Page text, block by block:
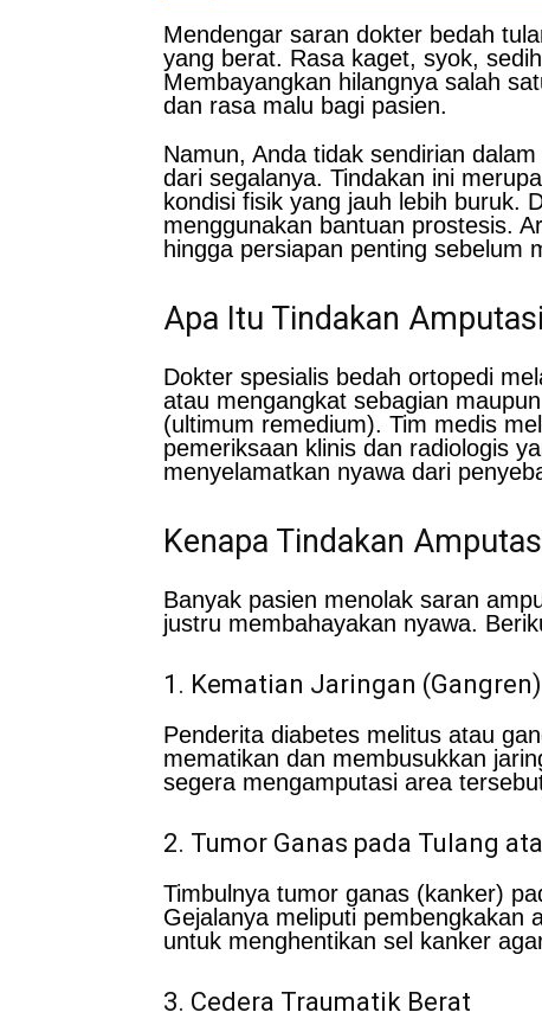
Mendengar saran dokter bedah
yang berat. Rasa kaget, syok,
Membayangkan hilangnya salah
dan rasa malu bagi pasien.
Namun, Anda tidak sendirian
dari segalanya. Tindakan ini
kondisi fisik yang jauh lebih buruk.
menggunakan bantuan prostesis.
hingga persiapan penting sebelum
Apa Itu Tindakan
Dokter spesialis bedah ortopedi
atau mengangkat sebagian
(ultimum remedium). Tim medis
pemeriksaan klinis dan radiologis
menyelamatkan nyawa dari
Kenapa Tindakan
Banyak pasien menolak saran
justru membahayakan nyawa.
1. Kematian Jaringan (Gangren)
Penderita diabetes melitus atau
mematikan dan membusukkan
segera mengamputasi area
2. Tumor Ganas pada Tulang
Timbulnya tumor ganas (kanker)
Gejalanya meliputi pembengkakan
untuk menghentikan sel kanker
3. Cedera Traumatik Berat